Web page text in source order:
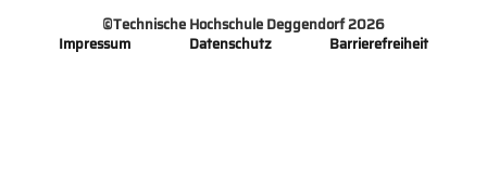
©Technische Hochschule Deggendorf 2026
Impressum
Datenschutz Barrierefreiheit